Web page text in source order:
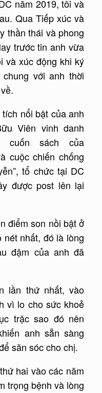
năm 2019, tôi và
Qua Tiếp xúc và
thần thái và phong
trước tin anh vừa
và xúc động khi ký
với anh thời
nổi bật của anh
Viên vinh danh
sách của
cuộc chiến chống
tổ chức tại DC
được post lên lại
điểm son nồi bật ở
nhất, đó là lòng
đậm của anh đã
lần thứ nhất, vào
vì lo cho sức khoẻ
trặc sao đó nên
anh sẵn sàng
săn sóc cho chị.
hai vào các năm
trọng bệnh và lòng